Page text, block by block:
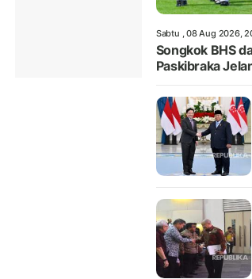
Sabtu , 08 Aug 2026,
Songkok BHS
Paskibraka